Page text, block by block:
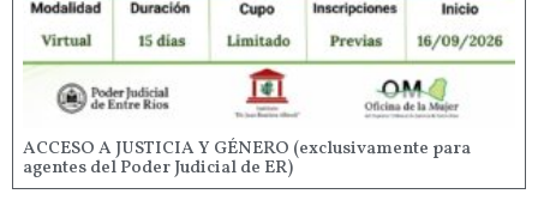
ACCESO A JUSTICIA Y GÉNERO (exclusivamente para
agentes del Poder Judicial de ER)